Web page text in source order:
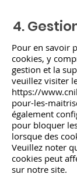
4.
Pour en savoir
cookies, y
gestion et la
veuillez visiter
https://
pour-les-
également
pour bloquer
lorsque des
Veuillez noter
cookies peut
sur notre site.